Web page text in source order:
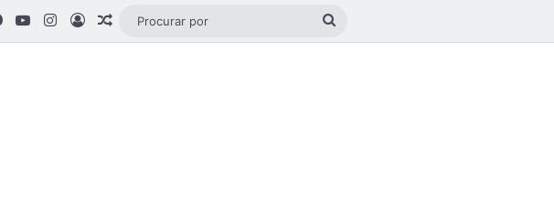
Facebook
YouTubeInstagram
EntrarArtigo aleatório
Procurar